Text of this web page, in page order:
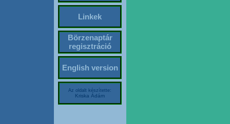
Linkek
Börzenaptár
regisztráció
English version
Az oldalt készítette:
Kriska Ádám